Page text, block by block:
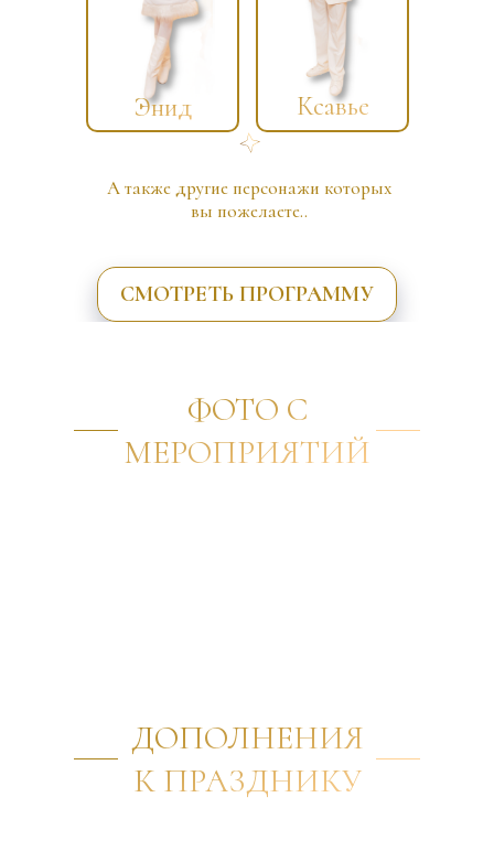
Ксавье
А также другие персонажи которых
вы пожелаете..
Энид
СМОТРЕТЬ ПРОГРАММУ
ФОТО С
МЕРОПРИЯТИЙ
ДОПОЛНЕНИЯ
К ПРАЗДНИКУ